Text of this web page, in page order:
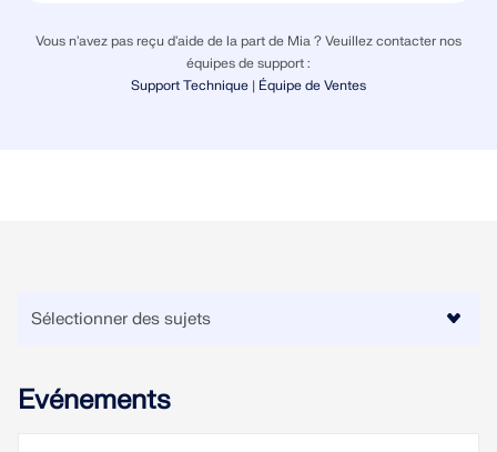
Vous n'avez pas reçu d'aide de la part de Mia ? Veuillez contacter nos
équipes de support :
Support Technique | Équipe de Ventes
Evénements